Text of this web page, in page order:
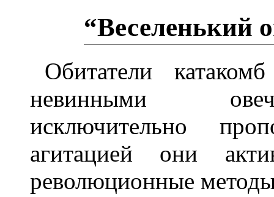
“Веселенький
Обитатели
невинными
исключительно
агитацией они
революционные